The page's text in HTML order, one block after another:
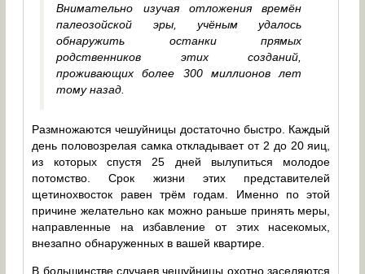
Внимательно изучая отложения времён
палеозойской эры, учёным удалось
обнаружить останки прямых
родственников этих созданий,
проживающих более 300 миллионов лет
тому назад.
Размножаются чешуйницы достаточно быстро. Каждый
день половозрелая самка откладывает от 2 до 20 яиц,
из которых спустя 25 дней вылупиться молодое
потомство. Срок жизни этих представителей
щетинохвосток равен трём годам. Именно по этой
причине желательно как можно раньше принять меры,
направленные на избавление от этих насекомых,
внезапно обнаруженных в вашей квартире.
В большинстве случаев чешуйницы охотно заселяются